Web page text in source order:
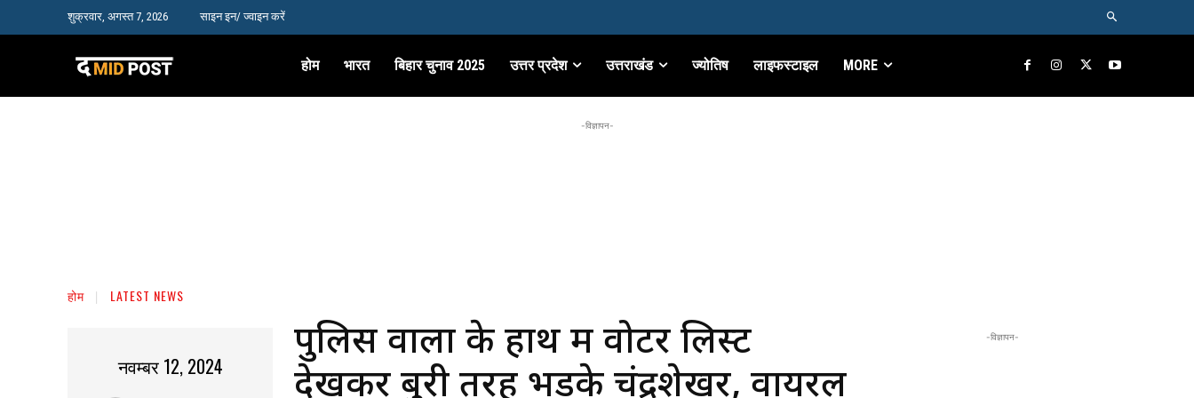
शुक्रवार, अगस्त 7, 2026 साइन इन/ ज्वाइन करें
होम भारत बिहार चुनाव 2025 उत्तर प्रदेश उत्तराखंड ज्योतिष लाइफस्टाइल MORE
-विज्ञापन-
होम LATEST NEWS
नवम्बर 12, 2024
पुलिस वालों के हाथ में वोटर लिस्ट
देखकर बुरी तरह भड़के चंद्रशेखर, वायरल
-विज्ञापन-